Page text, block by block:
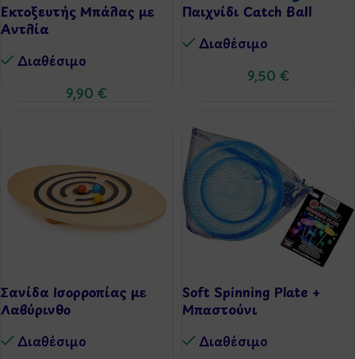
Εκτοξευτής Μπάλας με
Αντλία
Διαθέσιμo
9,90 €
Παιχνίδι Catch Ball
Διαθέσιμo
9,50 €
Σανίδα Ισορροπίας με
Λαβύρινθο
Διαθέσιμo
Soft Spinning Plate +
Μπαστούνι
Διαθέσιμo